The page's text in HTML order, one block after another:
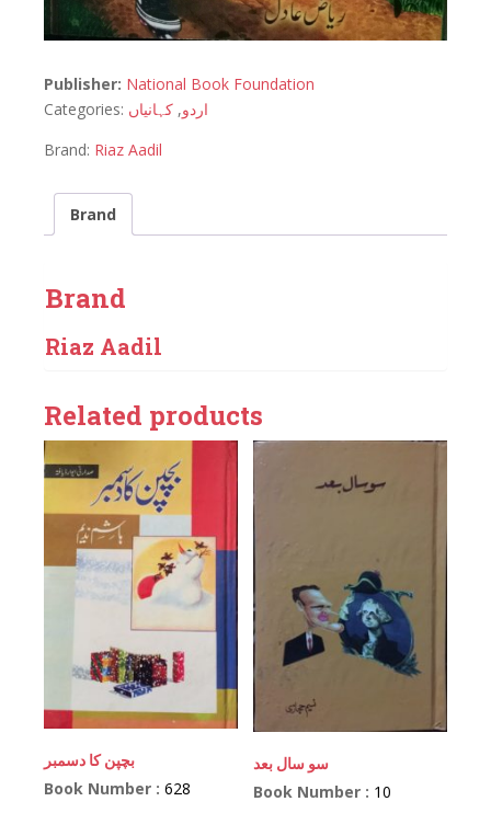
Publisher: National Book Foundation
Categories:
اردو, کہانیاں
Brand: Riaz Aadil
Brand
Brand
Riaz Aadil
Related products
بچپن کا دسمبر
Book Number : 628
سو سال بعد
Book Number : 10